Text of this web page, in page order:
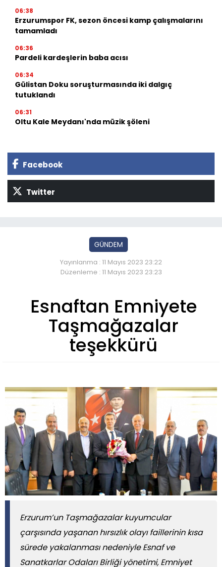
06:38
Erzurumspor FK, sezon öncesi kamp çalışmalarını
tamamladı
06:36
Pardeli kardeşlerin baba acısı
06:34
Gülistan Doku soruşturmasında iki dalgıç
tutuklandı
06:31
Oltu Kale Meydanı'nda müzik şöleni
Facebook
Twitter
GÜNDEM
Yayınlanma : 11 Mayıs 2023 23:22
Düzenleme : 11 Mayıs 2023 23:23
Esnaftan Emniyete
Taşmağazalar
teşekkürü
Erzurum’un Taşmağazalar kuyumcular
çarşısında yaşanan hırsızlık olayı faillerinin kısa
sürede yakalanması nedeniyle Esnaf ve
Sanatkarlar Odaları Birliği yönetimi, Emniyet